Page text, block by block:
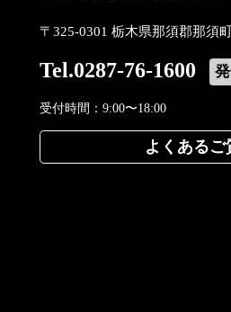
〒325-0301 栃木県那須郡那須
Tel.0287-76-1600
受付時間：9:00〜18:00
よくあるご